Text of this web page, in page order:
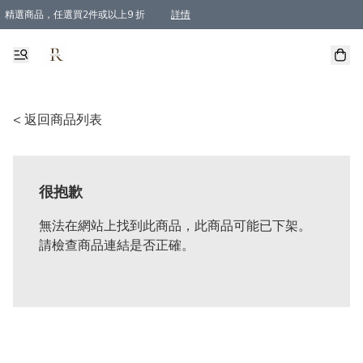
精選商品，任選買2件或以上9 折 詳情
< 返回商品列表
很抱歉
無法在網站上找到此商品，此商品可能已下架。
請檢查商品連結是否正確。